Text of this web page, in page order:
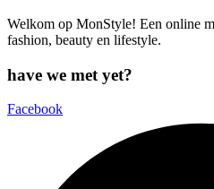
Welkom op MonStyle! Een online
fashion, beauty en lifestyle.
have we met yet?
Facebook